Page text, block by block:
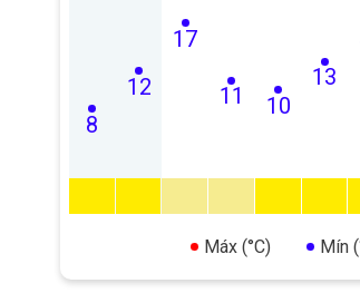
8
12
17
11 10
13
Máx (°C) Mín